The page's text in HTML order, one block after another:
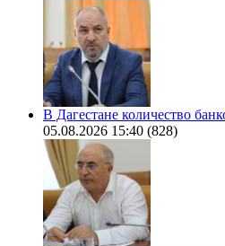
В Дагестане количество
05.08.2026 15:40 (828)